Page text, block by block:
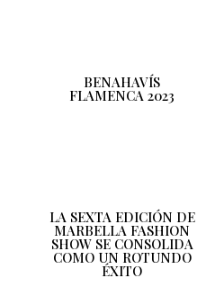
BENAHAVÍS
FLAMENCA 2023
LA SEXTA EDICIÓN DE
MARBELLA FASHION
SHOW SE CONSOLIDA
COMO UN ROTUNDO
ÉXITO